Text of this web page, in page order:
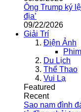
Ông Trump ký
địa’
09/22/2026
Giải Trí
Điện Ảnh
Du Lịch
Thể Thao
Vui Lạ
Featured
Recent
Sao nam đình